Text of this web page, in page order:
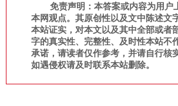
免责声明：本答案或内容为用户
本网观点。其原创性以及文中陈述文
本站证实，对本文以及其中全部或者
字的真实性、完整性、及时性本站不
承诺，请读者仅作参考，并请自行核
如遇侵权请及时联系本站删除。